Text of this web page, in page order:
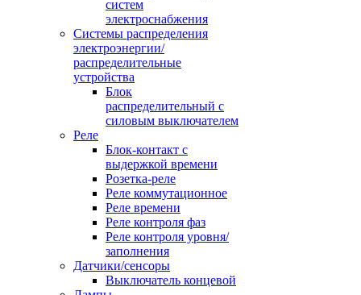
систем
электроснабжения
Системы распределения
электроэнергии/
распределительные
устройства
Блок
распределительный с
силовым выключателем
Реле
Блок-контакт с
выдержкой времени
Розетка-реле
Реле коммутационное
Реле времени
Реле контроля фаз
Реле контроля уровня/
заполнения
Датчики/сенсоры
Выключатель концевой